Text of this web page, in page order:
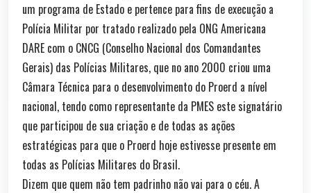
um programa de Estado e pertence para fins de execução a
Polícia Militar por tratado realizado pela ONG Americana
DARE com o CNCG (Conselho Nacional dos Comandantes
Gerais) das Polícias Militares, que no ano 2000 criou uma
Câmara Técnica para o desenvolvimento do Proerd a nível
nacional, tendo como representante da PMES este signatário
que participou de sua criação e de todas as ações
estratégicas para que o Proerd hoje estivesse presente em
todas as Polícias Militares do Brasil.
Dizem que quem não tem padrinho não vai para o céu. A